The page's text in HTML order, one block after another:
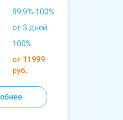
99,9%-100%
от 3 дней
100%
от 11999
руб.